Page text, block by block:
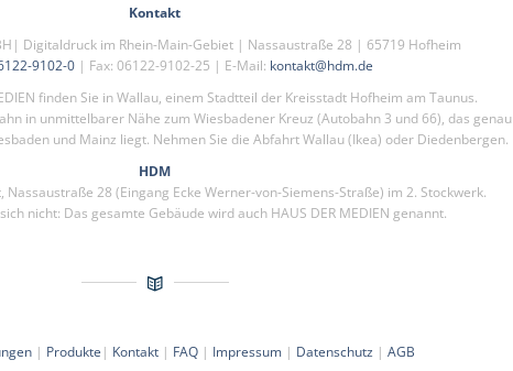
Kontakt
Digitaldruck im Rhein-Main-Gebiet | Nassaustraße 28 | 65719 Hofheim
9102-0 | Fax: 06122-9102-25 | E-Mail: kontakt@hdm.de
finden Sie in Wallau, einem Stadtteil der Kreisstadt Hofheim am Taunus.
in unmittelbarer Nähe zum Wiesbadener Kreuz (Autobahn 3 und 66), das genau
und Mainz liegt. Nehmen Sie die Abfahrt Wallau (Ikea) oder Diedenbergen.
HDM
28 (Eingang Ecke Werner-von-Siemens-Straße) im 2. Stockwerk.
nicht: Das gesamte Gebäude wird auch HAUS DER MEDIEN genannt.
| Produkte | Kontakt | FAQ | Impressum | Datenschutz |AGB